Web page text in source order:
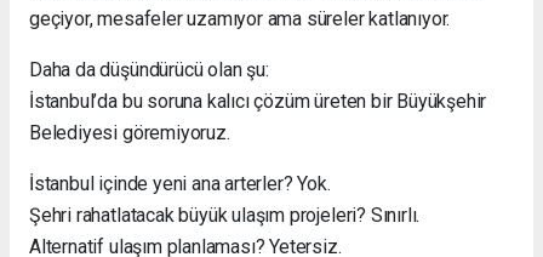
geçiyor, mesafeler uzamıyor ama süreler katlanıyor.
Daha da düşündürücü olan şu:
İstanbul’da bu soruna kalıcı çözüm üreten bir Büyükşehir
Belediyesi göremiyoruz.
İstanbul içinde yeni ana arterler? Yok.
Şehri rahatlatacak büyük ulaşım projeleri? Sınırlı.
Alternatif ulaşım planlaması? Yetersiz.